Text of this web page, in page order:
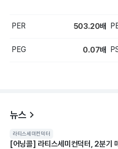
PER 503.20배
PEG 0.07배
뉴스
라티스세미컨덕터
[어닝콜] 라티스세미컨덕터, 2분기